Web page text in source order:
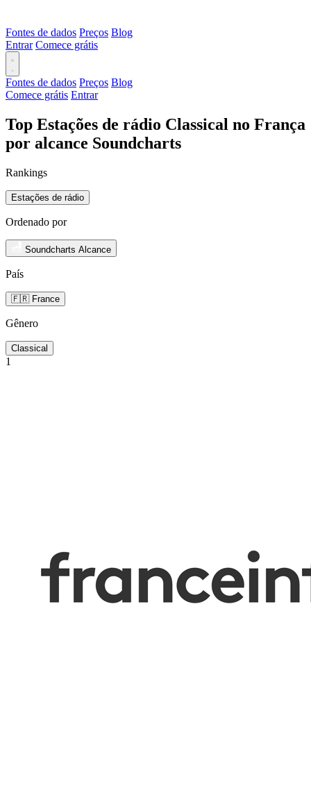
Fontes de dados Preços Blog
Entrar Comece grátis
Fontes de dados Preços Blog
Comece grátis Entrar
Top Estações de rádio Classical no França
por alcance Soundcharts
Rankings
Estações de rádio
Ordenado por
Soundcharts Alcance
País
🇫🇷 France
Gênero
Classical
1